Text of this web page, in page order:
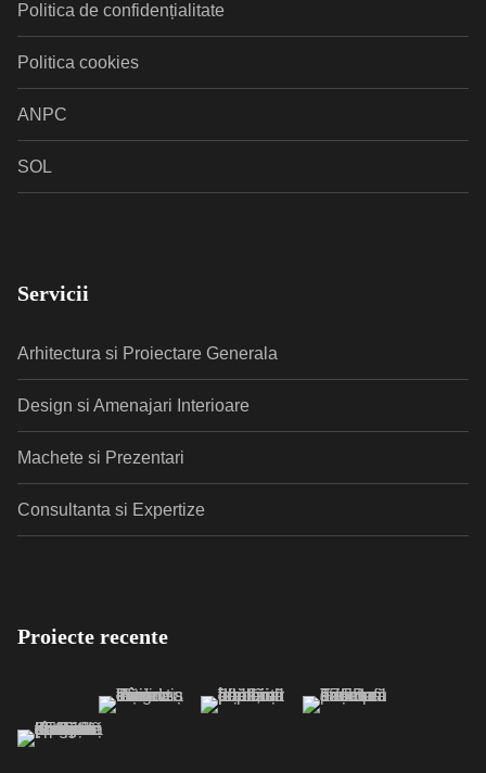
Politica de confidențialitate
Politica cookies
ANPC
SOL
Servicii
Arhitectura si Proiectare Generala
Design si Amenajari Interioare
Machete si Prezentari
Consultanta si Expertize
Proiecte recente